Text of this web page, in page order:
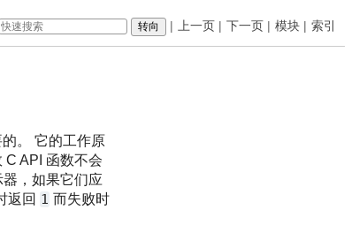
索引
模块 |
下一页 |
上一页 |
|
。 它的工作原
C API 函数不会
，如果它们应
返回 1 而失败时